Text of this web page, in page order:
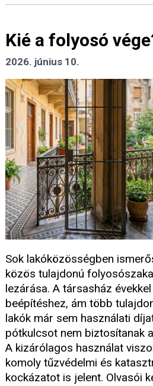
Kié a folyosó
2026. június 10.
Sok lakóközösségben
közös tulajdonú
lezárása. A társasház
beépítéshez, ám több
lakók már sem használati
pótkulcsot nem biztosítanak
A kizárólagos használat
komoly tűzvédelmi és
kockázatot is jelent. Olvasói